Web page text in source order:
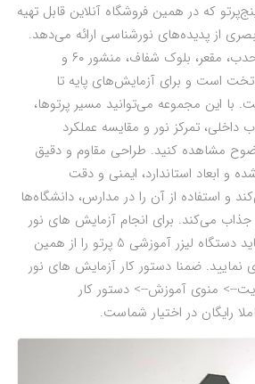
که در همین فروشگاه آنلاین قابل تهیه
از پدیده‌های نورشناسی ارائه می‌دهد.
این پک شامل لنزهای محدب، مقعر، بلوک شفاف، منشور ۶۰ و
است و برای آزمایش‌های پایه تا
با این مجموعه می‌توانید مسیر پرتوها،
داخلی، تمرکز نور و مقایسه عملکرد
مشاهده کنید. طراحی مقاوم و دقیق
و ابعاد استاندارد، ایمنی و دقت
و استفاده از آن را در مدارس، دانشگاه‌ها
می‌کند. برای انجام آزمایش های نور
توسط این پک اپتیکی، باید دستگاه لیزر آموزشی 5 پرتو را از همین
نمایید. ضمنا دستور کار آزمایش های نور
> منوی آموزش--> دستور کار
رایگان در اختیار شماست.